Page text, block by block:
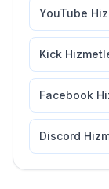
YouTube
Kick
Facebook
Discord